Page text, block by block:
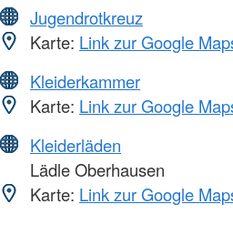
Jugendrotkreuz
Karte: Link zur Google
Kleiderkammer
Karte: Link zur Google
Kleiderläden
Lädle Oberhausen
Karte: Link zur Google